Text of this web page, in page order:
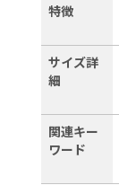
特徴
サイズ詳
細
関連キー
ワード